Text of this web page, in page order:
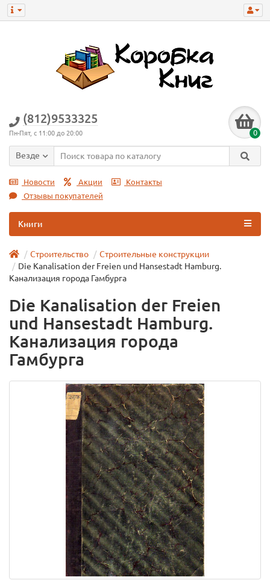
(812)9533325
Пн-Пят, с 11:00 до 20:00 0
Везде
Новости Акции
Контакты
Отзывы покупателей
Книги
Строительство
Строительные конструкции
Die Kanalisation der Freien und Hansestadt Hamburg.
Канализация города Гамбурга
Die Kanalisation der Freien
und Hansestadt Hamburg.
Канализация города
Гамбурга